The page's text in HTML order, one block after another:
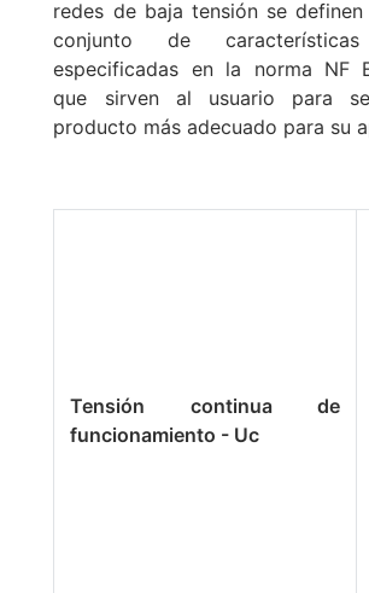
redes de baja tensión se
conjunto de características
especificadas en la norma NF
que sirven al usuario para
producto más adecuado para su
Tensión continua de
funcionamiento - Uc